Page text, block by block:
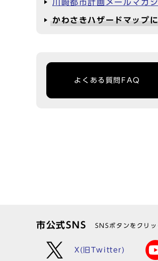
川崎都市計画メールマガ
かわさきハザードマップ
よくある質問FAQ
市公式SNS SNSボタンをクリ
X(旧Twitter)